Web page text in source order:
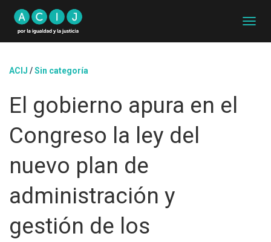
A
ACIJ /Sin categoría
El gobierno apura en el
Congreso la ley del
nuevo plan de
administración y
gestión de los